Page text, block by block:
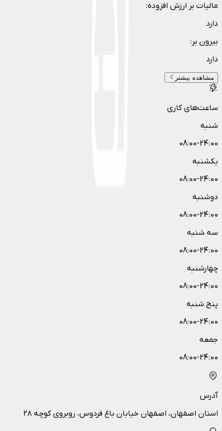
مالیات بر ارزش افزوده:
دارد
بیرون بر :
دارد
مشاهده بیشتر
ساعت‌های کاری
شنبه
08:00-24:00
یکشنبه
08:00-24:00
دوشنبه
08:00-24:00
سه شنبه
08:00-24:00
چهارشنبه
08:00-24:00
پنج شنبه
08:00-24:00
جمعه
08:00-24:00
آدرس
استان اصفهان، اصفهان خیابان باغ فردوس، روبروی کوچه ۲۸